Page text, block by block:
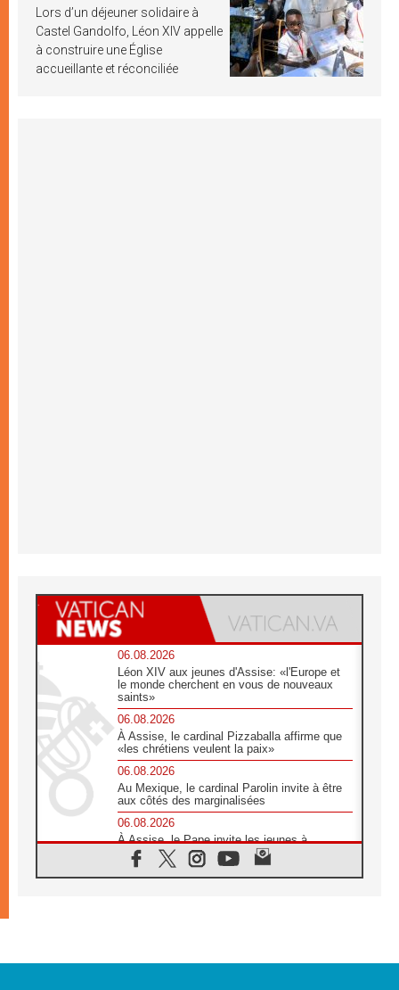
Lors d’un déjeuner solidaire à
Castel Gandolfo, Léon XIV appelle
à construire une Église
accueillante et réconciliée
06.08.2026
Léon XIV aux jeunes d'Assise: «l'Europe et
le monde cherchent en vous de nouveaux
saints»
06.08.2026
À Assise, le cardinal Pizzaballa affirme que
«les chrétiens veulent la paix»
06.08.2026
Au Mexique, le cardinal Parolin invite à être
aux côtés des marginalisées
06.08.2026
À Assise, le Pape invite les jeunes à
«construire la civilisation de l'amour»
05.08.2026